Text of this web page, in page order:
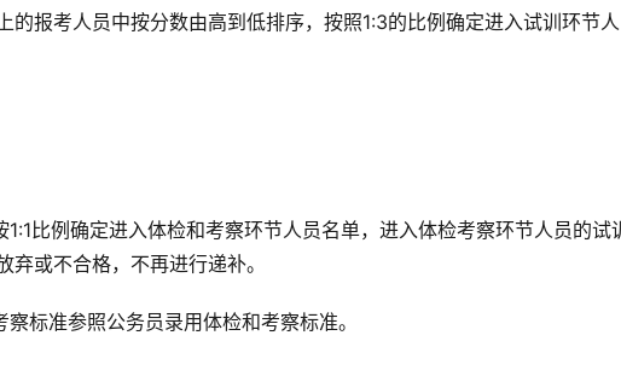
报考人员中按分数由高到低排序，按照1:3的比例确定进入试训环节人
比例确定进入体检和考察环节人员名单，进入体检考察环节人员的试
或不合格，不再进行递补。
标准参照公务员录用体检和考察标准。